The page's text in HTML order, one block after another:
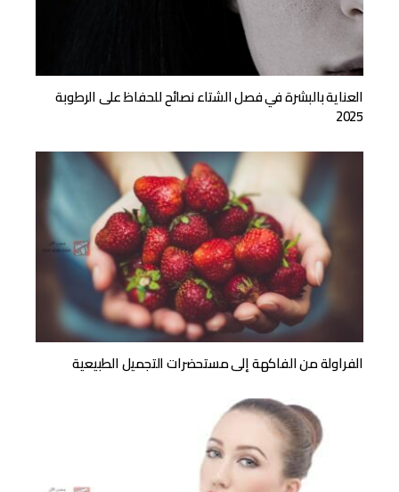
العناية بالبشرة في فصل الشتاء نصائح للحفاظ على الرطوبة
2025
الفراولة من الفاكهة إلى مستحضرات التجميل الطبيعية